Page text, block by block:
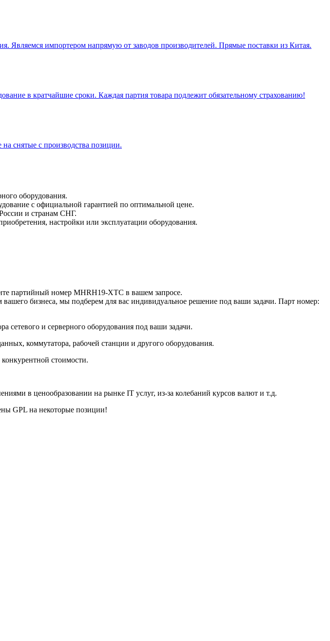
Являемся импортером напрямую от заводов производителей. Прямые поставки из Китая.
в кратчайшие сроки. Каждая партия товара подлежит обязательному страхованию!
на снятые с производства позиции.
оборудования.
с официальной гарантией по оптимальной цене.
и странам СНГ.
настройки или эксплуатации оборудования.
партийный номер MHRH19-XTC в вашем запросе.
бизнеса, мы подберем для вас индивидуальное решение под ваши задачи. Парт номер:
сетевого и серверного оборудования под ваши задачи.
коммутатора, рабочей станции и другого оборудования.
стоимости.
в ценообразовании на рынке IT услуг, из-за колебаний курсов валют и т.д.
GPL на некоторые позиции!